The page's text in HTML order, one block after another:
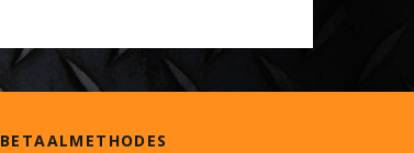
BETAALMETHODES